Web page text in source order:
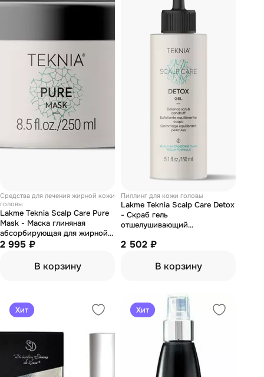
Средства для лечения жирной кожи
головы
Lakme Teknia Scalp Care Pure
Mask - Маска глиняная
абсорбирующая для жирной
кожи 250 мл
2 995 ₽
В корзину
Пиллинг для кожи головы
Lakme Teknia Scalp Care Detox
- Скраб гель
отшелушивающий
мл
2 502 ₽
В корзину
Хит Хит